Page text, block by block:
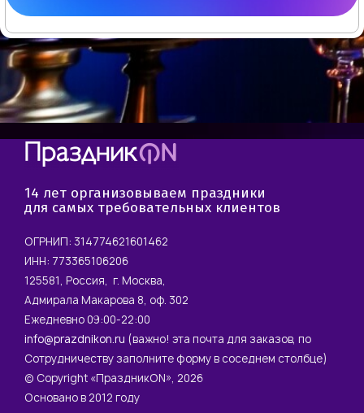
14 лет организовываем праздники
для самых требовательных клиентов
ОГРНИП: 314774621601462
ИНН: 773365106206
125581, Россия, г. Москва,
Адмирала Макарова 8, оф. 302
Ежедневно 09:00-22:00
info@prazdnikon.ru (важно! эта почта для заказов, по
Сотрудничеству заполните форму в соседнем столбце)
© Copyright «ПраздникON», 2026
Основано в 2012 году